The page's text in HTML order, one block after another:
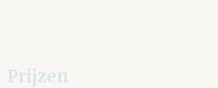
Prijzen